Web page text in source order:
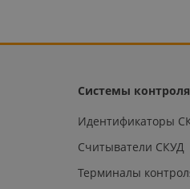
Системы
Идентификаторы
Считыватели СКУД
Терминалы